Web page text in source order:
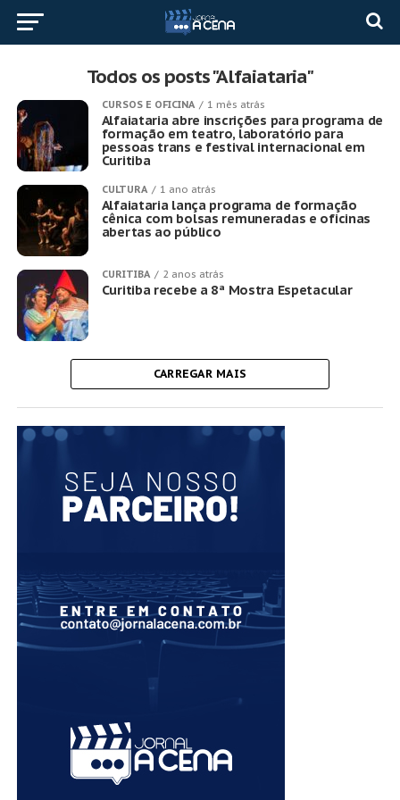
Todos os posts "Alfaiataria"
CURSOS E OFICINA 1 mês atrás
Alfaiataria abre inscrições para programa de
formação em teatro, laboratório para
pessoas trans e festival internacional em
Curitiba
CULTURA 1 ano atrás
Alfaiataria lança programa de formação
cênica com bolsas remuneradas e oficinas
abertas ao público
CURITIBA 2 anos atrás
Curitiba recebe a 8ª Mostra Espetacular
CARREGAR MAIS